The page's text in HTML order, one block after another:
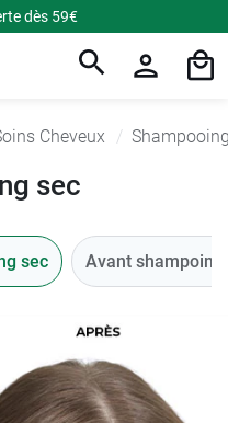
dès 59€
Cheveux
sec
sec Avant shampoing